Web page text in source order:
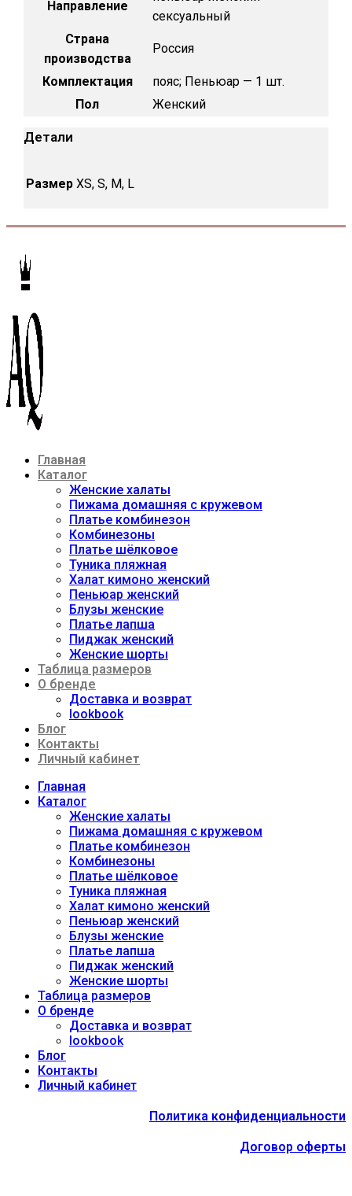
Направление
сексуальный
Страна
производства
Россия
Комплектация
пояс; Пеньюар — 1 шт.
Пол
Женский
Детали
Размер XS, S, M, L
Главная
Каталог
Женские халаты
Пижама домашняя с кружевом
Платье комбинезон
Комбинезоны
Платье шёлковое
Туника пляжная
Халат кимоно женский
Пеньюар женский
Блузы женские
Платье лапша
Пиджак женский
Женские шорты
Таблица размеров
О бренде
Доставка и возврат
lookbook
Блог
Контакты
Личный кабинет
Главная
Каталог
Женские халаты
Пижама домашняя с кружевом
Платье комбинезон
Комбинезоны
Платье шёлковое
Туника пляжная
Халат кимоно женский
Пеньюар женский
Блузы женские
Платье лапша
Пиджак женский
Женские шорты
Таблица размеров
О бренде
Доставка и возврат
lookbook
Блог
Контакты
Личный кабинет
Политика конфиденциальности
Договор оферты